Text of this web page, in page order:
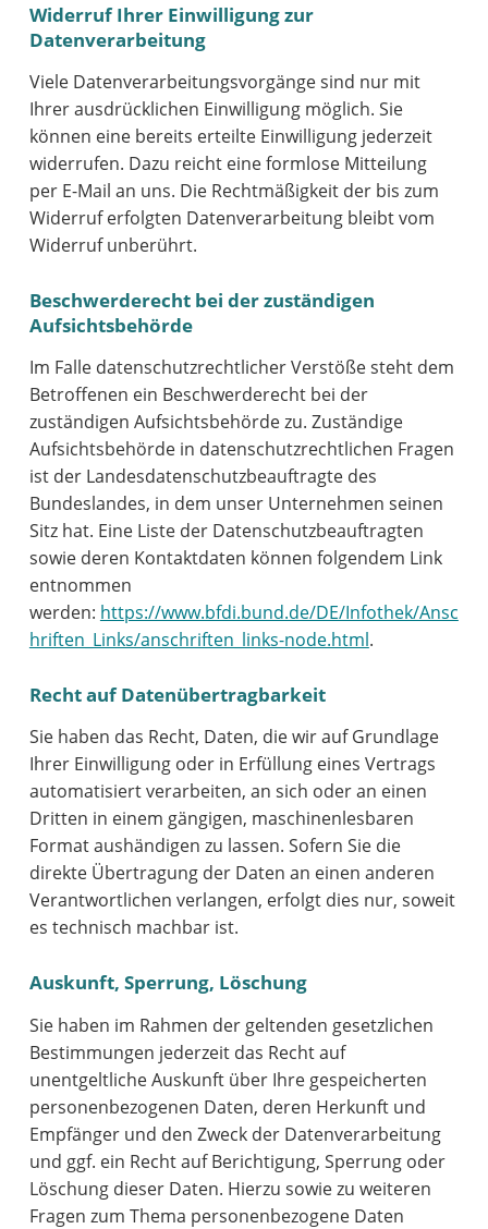
Widerruf Ihrer Einwilligung zur
Datenverarbeitung
Viele Datenverarbeitungsvorgänge sind nur mit
Ihrer ausdrücklichen Einwilligung möglich. Sie
können eine bereits erteilte Einwilligung jederzeit
widerrufen. Dazu reicht eine formlose Mitteilung
per E-Mail an uns. Die Rechtmäßigkeit der bis zum
Widerruf erfolgten Datenverarbeitung bleibt vom
Widerruf unberührt.
Beschwerderecht bei der zuständigen
Aufsichtsbehörde
Im Falle datenschutzrechtlicher Verstöße steht dem
Betroffenen ein Beschwerderecht bei der
zuständigen Aufsichtsbehörde zu. Zuständige
Aufsichtsbehörde in datenschutzrechtlichen Fragen
ist der Landesdatenschutzbeauftragte des
Bundeslandes, in dem unser Unternehmen seinen
Sitz hat. Eine Liste der Datenschutzbeauftragten
sowie deren Kontaktdaten können folgendem Link
entnommen
werden: https://www.bfdi.bund.de/DE/Infothek/Ansc
hriften_Links/anschriften_links-node.html.
Recht auf Datenübertragbarkeit
Sie haben das Recht, Daten, die wir auf Grundlage
Ihrer Einwilligung oder in Erfüllung eines Vertrags
automatisiert verarbeiten, an sich oder an einen
Dritten in einem gängigen, maschinenlesbaren
Format aushändigen zu lassen. Sofern Sie die
direkte Übertragung der Daten an einen anderen
Verantwortlichen verlangen, erfolgt dies nur, soweit
es technisch machbar ist.
Auskunft, Sperrung, Löschung
Sie haben im Rahmen der geltenden gesetzlichen
Bestimmungen jederzeit das Recht auf
unentgeltliche Auskunft über Ihre gespeicherten
personenbezogenen Daten, deren Herkunft und
Empfänger und den Zweck der Datenverarbeitung
und ggf. ein Recht auf Berichtigung, Sperrung oder
Löschung dieser Daten. Hierzu sowie zu weiteren
Fragen zum Thema personenbezogene Daten